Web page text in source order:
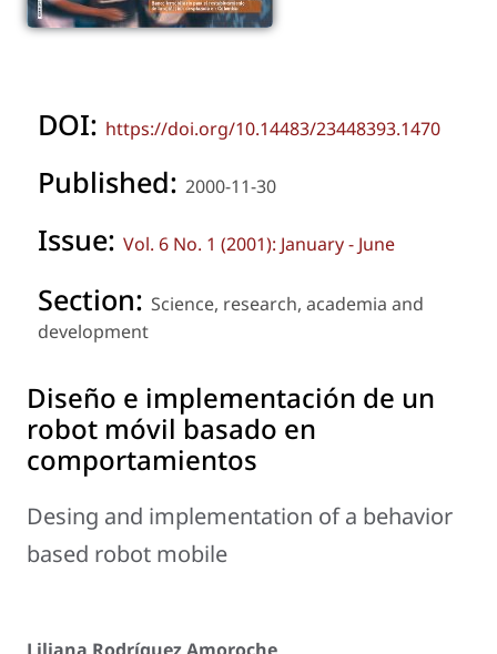
DOI: https://doi.org/10.14483/23448393.1470
Published: 2000-11-30
Issue: Vol. 6 No. 1 (2001): January - June
Section: Science, research, academia and
development
Diseño e implementación de un
robot móvil basado en
comportamientos
Desing and implementation of a behavior
based robot mobile